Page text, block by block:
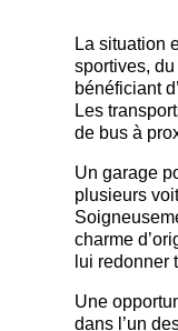
La situation
sportives,
bénéficiant
Les
de bus à
Un garage
plusieurs
charme
lui redonner
Une
dans l’un